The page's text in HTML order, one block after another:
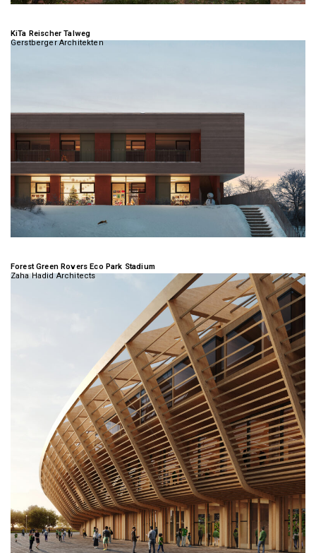
KiTa Reischer Talweg
Gerstberger Architekten
Forest Green Rovers Eco Park Stadium
Zaha Hadid Architects